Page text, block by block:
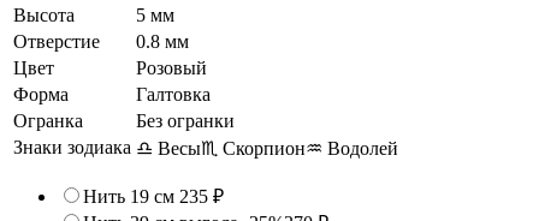
Высота
5 мм
Отверстие
0.8 мм
Цвет
Розовый
Форма
Галтовка
Огранка
Без огранки
Знаки зодиака ♎ Весы♏ Скорпион♒ Водолей
Нить 19 см 235 ₽